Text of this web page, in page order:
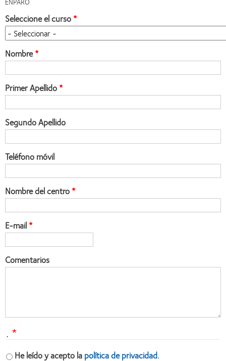
Seleccione el curso
Nombre
Primer Apellido
Segundo Apellido
Teléfono móvil
Nombre del centro
E-mail
Comentarios
.
He leído y acepto lapolítica de privacidad.